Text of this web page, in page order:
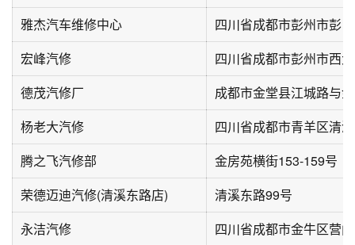
雅杰汽车维修中心
四川省成都市彭州市彭
宏峰汽修
四川省成都市彭州市西
德茂汽修厂
杨老大汽修
四川省成都市青羊区清
腾之飞汽修部
金房苑横街153-159号
荣德迈迪汽修(清溪东路店)
清溪东路99号
永洁汽修